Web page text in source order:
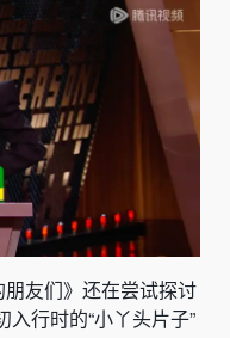
朋友们》还在尝试探讨
行时的“小丫头片子”